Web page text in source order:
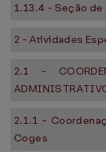
1.13.4 - Seção
2 - Atividades
2.1 -
2.1.1 -
Coges